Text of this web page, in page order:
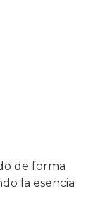
de forma
la esencia